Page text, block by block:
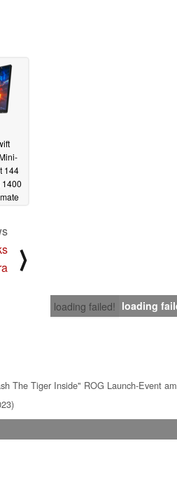
144
1400
⟩
loading failed! loading
The Tiger Inside" ROG Launch-Event